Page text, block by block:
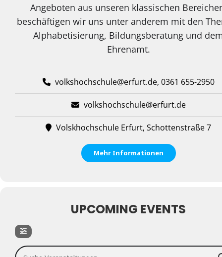
Angeboten aus unseren klassischen
beschäftigen wir uns unter anderem mit den
Alphabetisierung, Bildungsberatung und
Ehrenamt.
volkshochschule@erfurt.de, 0361 655-2950
volkshochschule@erfurt.de
Volskhochschule Erfurt, Schottenstraße 7
Mehr Informationen
UPCOMING EVENTS
Suche Veranstaltungen